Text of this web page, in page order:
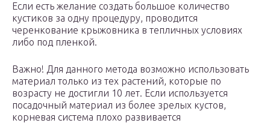
Если есть желание создать большое количество
кустиков за одну процедуру, проводится
черенкование крыжовника в тепличных условиях
либо под пленкой.
Важно! Для данного метода возможно использовать
материал только из тех растений, которые по
возрасту не достигли 10 лет. Если используется
посадочный материал из более зрелых кустов,
корневая система плохо развивается